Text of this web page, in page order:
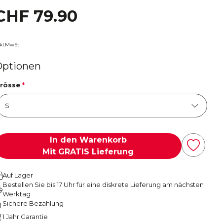
79.90
*
In den Warenkorb
Mit GRATIS Lieferung
Auf Lager
Bestellen Sie bis 17 Uhr für eine diskrete Lieferung am nächsten
Werktag
Sichere Bezahlung
1 Jahr Garantie